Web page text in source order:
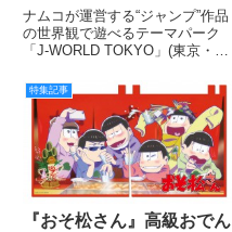
催！ 銀魂ハロウィーン ゴ
リフェス！２０１６
ナムコが運営する“ジャンプ”作品
の世界観で遊べるテーマパーク
「J-WORLD TOKYO」(東京・池
ベント「銀魂ハロウィーン ゴリ
フェス！２０１６」を、2016 年
10 月 1 日(土)から 11 月 3 日
特集記事
『おそ松さん』高級おでん